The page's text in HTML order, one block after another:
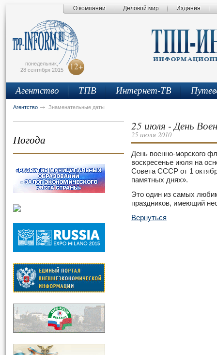
О компании Деловой мир Издания
понедельник,
28 сентября 2015
12+
Агентство ТПВ Интернет-ТВ
Агентство Знаменательные даты
Погода
25 июля - День
25 июля 2010
День военно-морского
воскресенье июля на
Совета СССР от 1
памятных днях».
Это один из самых
праздников, имеющий
Вернуться